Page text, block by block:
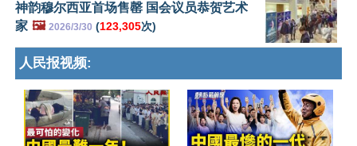
神韵穆尔西亚首场售罄 国会议员恭贺艺术
家 🖼️ 2026/3/30 (123,305次)
人民报视频: